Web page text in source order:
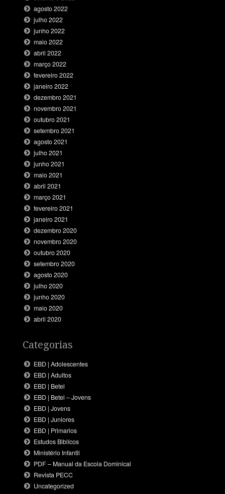
agosto 2022
julho 2022
junho 2022
maio 2022
abril 2022
março 2022
fevereiro 2022
janeiro 2022
dezembro 2021
novembro 2021
outubro 2021
setembro 2021
agosto 2021
julho 2021
junho 2021
maio 2021
abril 2021
março 2021
fevereiro 2021
janeiro 2021
dezembro 2020
novembro 2020
outubro 2020
setembro 2020
agosto 2020
julho 2020
junho 2020
maio 2020
abril 2020
Categorias
EBD | Adolescentes
EBD | Adultos
EBD | Betel
EBD | Betel – Jovens
EBD | Jovens
EBD | Juniores
EBD | Primarios
Estudos Biblícos
Ministério Infantil
PDF – Manual da Escola Dominical
Revista PECC
Uncategorized